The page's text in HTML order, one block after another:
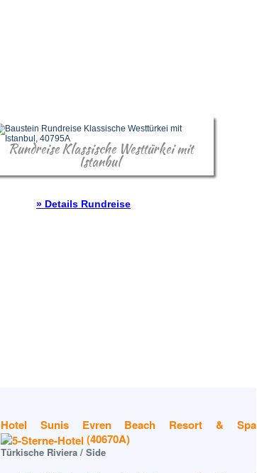
Rundreise Klassische Westtürkei mit
Istanbul
» Details Rundreise
Hotel Sunis Evren Beach Resort & Spa
(40670A)
Türkische Riviera / Side